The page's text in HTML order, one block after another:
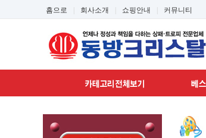
흠으로 회사소개 쇼핑안내 커뮤니티